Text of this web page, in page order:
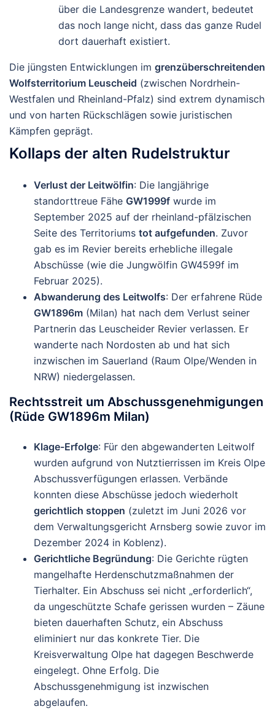
über die Landesgrenze wandert, bedeutet
das noch lange nicht, dass das ganze Rudel
dort dauerhaft existiert.
Die jüngsten Entwicklungen im grenzüberschreitenden
Wolfsterritorium Leuscheid (zwischen Nordrhein-
Westfalen und Rheinland-Pfalz) sind extrem dynamisch
und von harten Rückschlägen sowie juristischen
Kämpfen geprägt.
Kollaps der alten Rudelstruktur
Verlust der Leitwölfin: Die langjährige
standorttreue Fähe GW1999f wurde im
September 2025 auf der rheinland-pfälzischen
Seite des Territoriums tot aufgefunden. Zuvor
gab es im Revier bereits erhebliche illegale
Abschüsse (wie die Jungwölfin GW4599f im
Februar 2025).
Abwanderung des Leitwolfs: Der erfahrene Rüde
GW1896m (Milan) hat nach dem Verlust seiner
Partnerin das Leuscheider Revier verlassen. Er
wanderte nach Nordosten ab und hat sich
inzwischen im Sauerland (Raum Olpe/Wenden in
NRW) niedergelassen.
Rechtsstreit um Abschussgenehmigungen
(Rüde GW1896m Milan)
Klage-Erfolge: Für den abgewanderten Leitwolf
wurden aufgrund von Nutztierrissen im Kreis Olpe
Abschussverfügungen erlassen. Verbände
konnten diese Abschüsse jedoch wiederholt
gerichtlich stoppen (zuletzt im Juni 2026 vor
dem Verwaltungsgericht Arnsberg sowie zuvor im
Dezember 2024 in Koblenz).
Gerichtliche Begründung: Die Gerichte rügten
mangelhafte Herdenschutzmaßnahmen der
Tierhalter. Ein Abschuss sei nicht „erforderlich“,
da ungeschützte Schafe gerissen wurden – Zäune
bieten dauerhaften Schutz, ein Abschuss
eliminiert nur das konkrete Tier. Die
Kreisverwaltung Olpe hat dagegen Beschwerde
eingelegt. Ohne Erfolg. Die
Abschussgenehmigung ist inzwischen
abgelaufen.